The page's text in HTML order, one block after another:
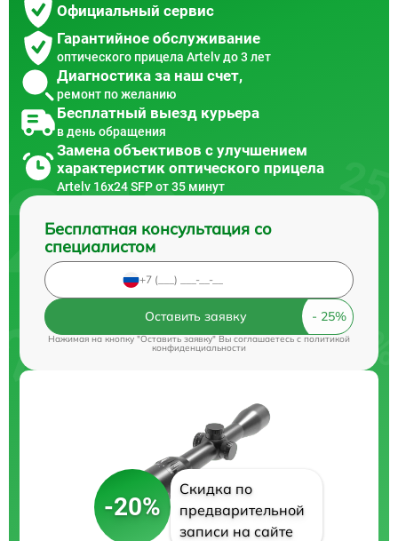
Официальный сервис
Гарантийное обслуживание
оптического прицела Artelv до 3 лет
Диагностика за наш счет,
ремонт по желанию
Бесплатный выезд курьера
в день обращения
Замена объективов с улучшением
характеристик оптического прицела
Artelv 16x24 SFP от 35 минут
Бесплатная консультация со
специалистом
Оставить заявку
Нажимая на кнопку "Оставить заявку" Вы соглашаетесь cполитикой
конфиденциальности
-20%
Скидка по
предварительной
записи на сайте